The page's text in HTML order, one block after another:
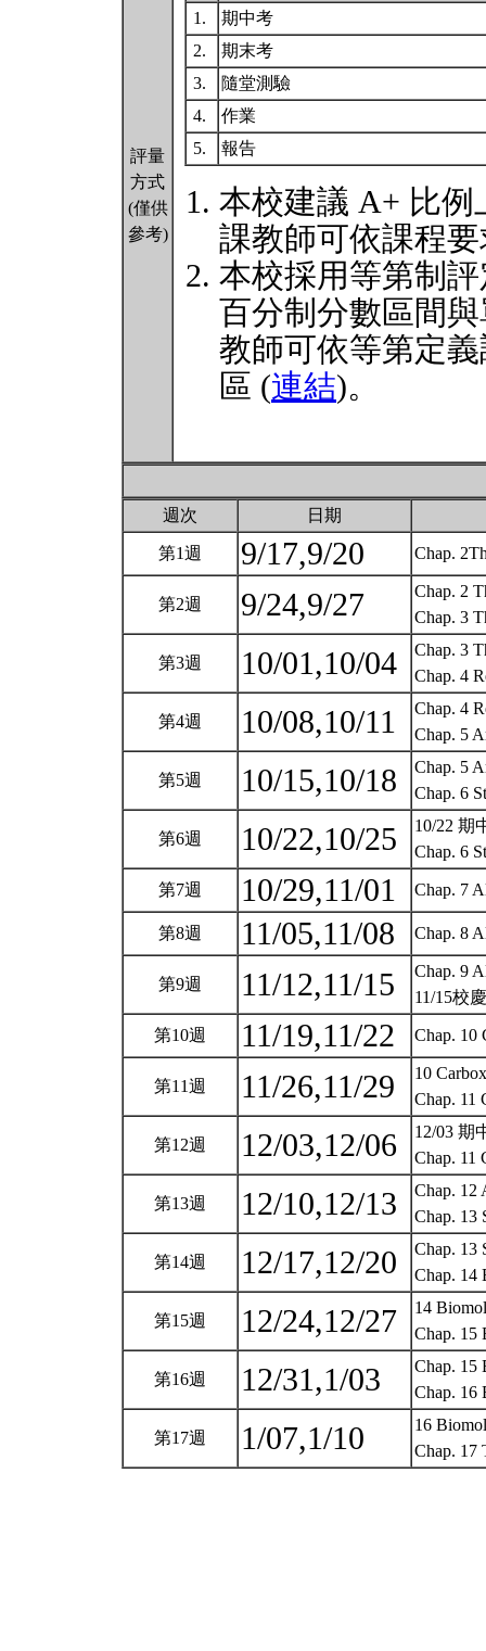
評量
方式
(僅供
參考)
1.
期中考
2.
期末考
3.
隨堂測驗
4.
作業
5.
報告
本校建議 A+ 比例
課教師可依課程
本校採用等第制
百分制分數區間
教師可依等第定
區 (連結)。
週次 日期
第1週 9/17,9/20 Chap.
第2週 9/24,9/27
Chap. 2
Chap. 3
第3週 10/01,10/04
Chap. 3
Chap. 4
第4週 10/08,10/11
Chap. 4
Chap. 5
第5週 10/15,10/18
Chap. 5
Chap. 6
第6週 10/22,10/25
10/22 期
Chap. 6
第7週 10/29,11/01 Chap. 7
第8週 11/05,11/08 Chap. 8
第9週 11/12,11/15
Chap. 9
11/15校
第10週 11/19,11/22 Chap. 10
第11週 11/26,11/29
10
Chap. 11
第12週 12/03,12/06
12/03 期
Chap. 11
第13週 12/10,12/13
Chap. 12
Chap. 13
第14週 12/17,12/20
Chap. 13
Chap. 14
第15週 12/24,12/27
14
Chap. 15
第16週 12/31,1/03
Chap. 15
Chap. 16
第17週 1/07,1/10
16
Chap. 17